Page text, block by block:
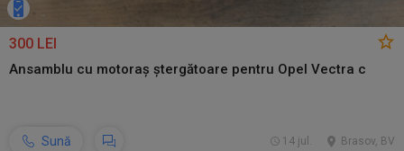
300 LEI
Ansamblu cu motoraș ștergătoare pentru Opel Vectra c
Sună Brasov, BV
14 jul.